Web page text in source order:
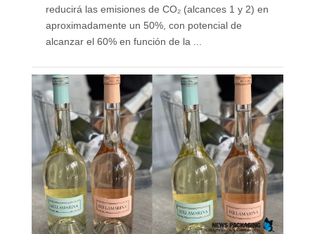
reducirá las emisiones de CO₂ (alcances 1 y 2) en
aproximadamente un 50%, con potencial de
alcanzar el 60% en función de la ...